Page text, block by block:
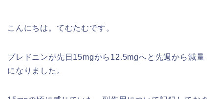
こんにちは。てむたむです。
プレドニンが先日15mgから12.5mgへと先週から減量
になりました。